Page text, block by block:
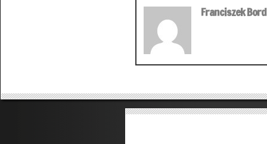
Franciszek